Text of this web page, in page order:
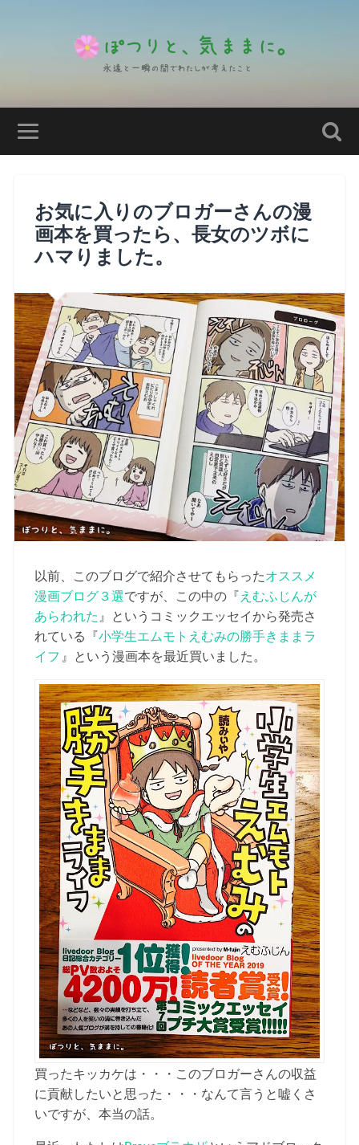
お気に入りのブロガーさんの漫
画本を買ったら、長女のツボに
ハマりました。
以前、このブログで紹介させてもらったオススメ
漫画ブログ３選ですが、この中の『 えむふじんが
あらわれた 』というコミックエッセイから発売さ
れている『小学生エムモトえむみの勝手きままラ
イフ 』という漫画本を最近買いました。
買ったキッカケは・・・このブロガーさんの収益
に貢献したいと思った・・・なんて言うと嘘くさ
いですが、本当の話。